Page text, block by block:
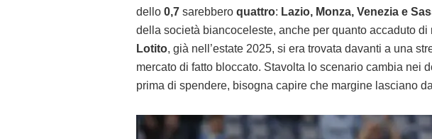
dello 0,7 sarebbero quattro: Lazio, Monza, Venezia e
della società biancoceleste, anche per quanto accaduto di
Lotito, già nell’estate 2025, si era trovata davanti a una
mercato di fatto bloccato. Stavolta lo scenario cambia nei
prima di spendere, bisogna capire che margine lasciano